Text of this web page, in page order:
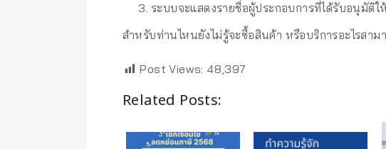
ระบบจะแสดงรายชื่อผู้ประกอบการที่ได้รับอนุมัติ
สำหรับท่านไหนยังไม่รู้จะซื้อสินค้า หรือบริการอะไรสา
Post Views: 48,397
Related Posts: